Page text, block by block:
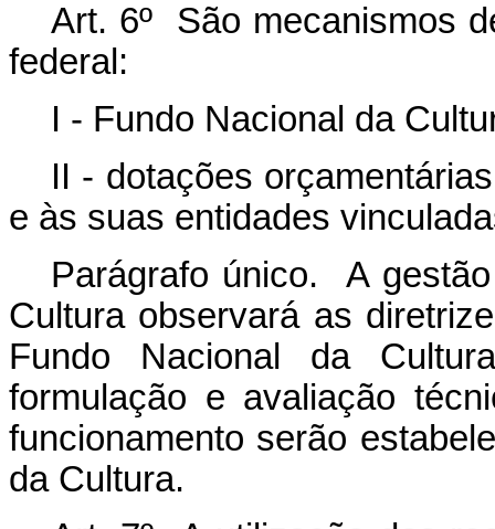
Art. 6º São mecanismos
federal:
I - Fundo Nacional da
II - dotações
e às suas entidades
Parágrafo único. A
Cultura observará as
Fundo Nacional da
formulação e avaliação
funcionamento serão
da Cultura.